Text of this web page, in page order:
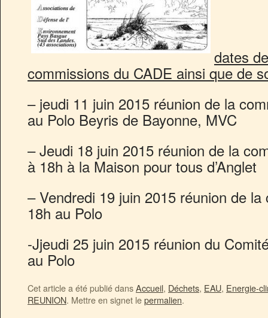
dates
commissions du CADE ainsi que de
– jeudi 11 juin 2015 réunion de la
au Polo Beyris de Bayonne, MVC
– Jeudi 18 juin 2015 réunion de la
à 18h à la Maison pour tous d’Anglet
– Vendredi 19 juin 2015 réunion de
18h au Polo
-Jjeudi 25 juin 2015 réunion du
au Polo
Cet article a été publié dansAccueil, Déchets, EAU, Energie-
REUNION. Mettre en signet lepermalien.